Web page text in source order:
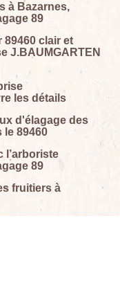
à Bazarnes,
89
89460 clair et
J.BAUMGARTEN
les détails
d'élagage des
le 89460
l’arboriste
89
fruitiers à